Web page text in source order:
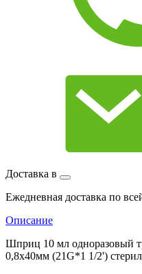
Доставка в
Ежедневная доставка по
Описание
Шприц 10 мл одноразовый
0,8х40мм (21G*1 1/2')